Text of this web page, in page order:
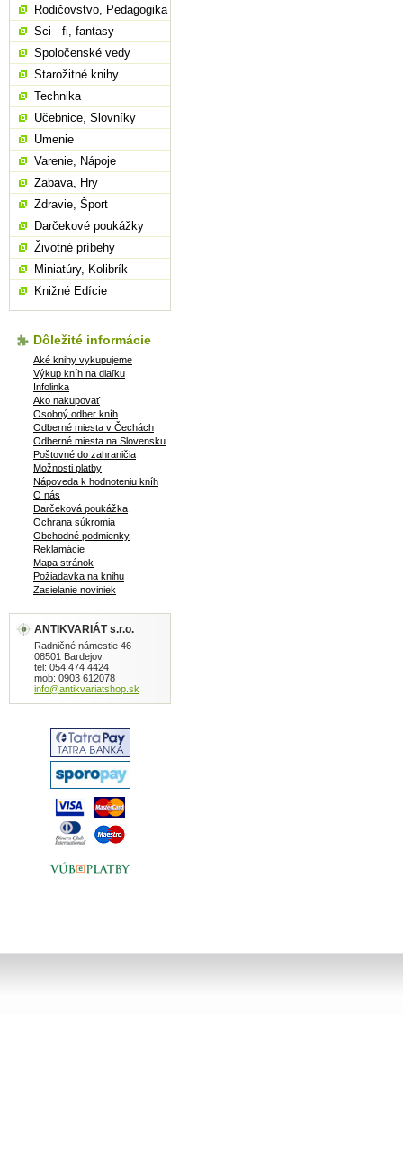
Rodičovstvo, Pedagogika
Sci - fi, fantasy
Spoločenské vedy
Starožitné knihy
Technika
Učebnice, Slovníky
Umenie
Varenie, Nápoje
Zabava, Hry
Zdravie, Šport
Darčekové poukážky
Životné príbehy
Miniatúry, Kolibrík
Knižné Edície
Dôležité informácie
Aké knihy vykupujeme
Výkup kníh na diaľku
Infolinka
Ako nakupovať
Osobný odber kníh
Odberné miesta v Čechách
Odberné miesta na Slovensku
Poštovné do zahraničia
Možnosti platby
Nápoveda k hodnoteniu kníh
O nás
Darčeková poukážka
Ochrana súkromia
Obchodné podmienky
Reklamácie
Mapa stránok
Požiadavka na knihu
Zasielanie noviniek
ANTIKVARIÁT s.r.o.
Radničné námestie 46
08501 Bardejov
tel: 054 474 4424
mob: 0903 612078
info@antikvariatshop.sk